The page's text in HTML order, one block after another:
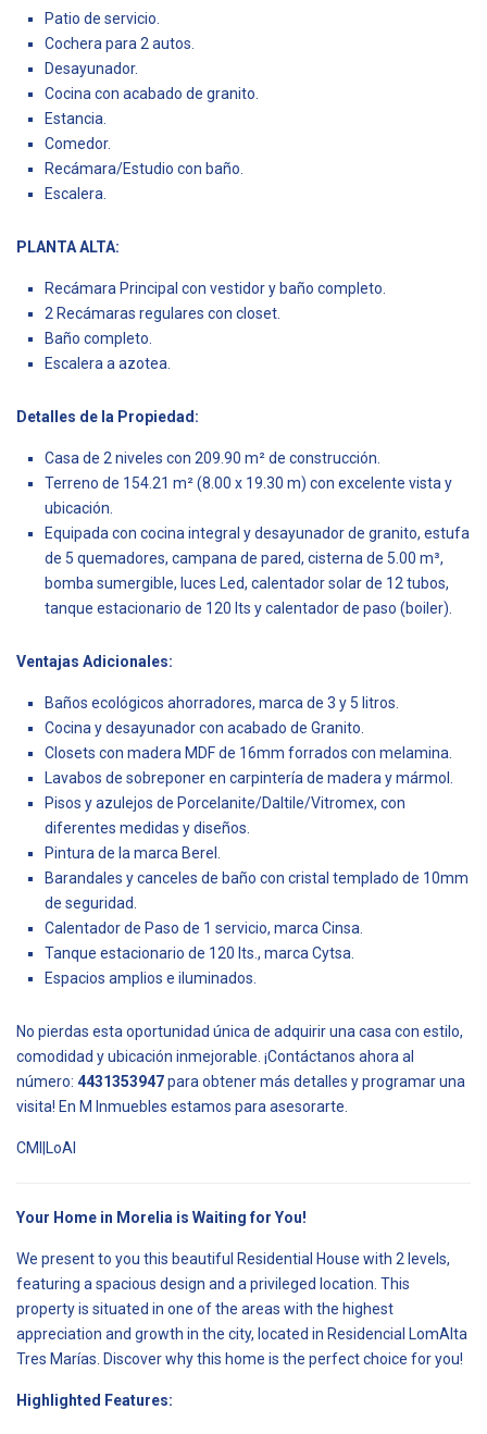
Patio de servicio.
Cochera para 2 autos.
Desayunador.
Cocina con acabado de granito.
Estancia.
Comedor.
Recámara/Estudio con baño.
Escalera.
PLANTA ALTA:
Recámara Principal con vestidor y baño completo.
2 Recámaras regulares con closet.
Baño completo.
Escalera a azotea.
Detalles de la Propiedad:
Casa de 2 niveles con 209.90 m² de construcción.
Terreno de 154.21 m² (8.00 x 19.30 m) con excelente vista y
ubicación.
Equipada con cocina integral y desayunador de granito, estufa
de 5 quemadores, campana de pared, cisterna de 5.00 m³,
bomba sumergible, luces Led, calentador solar de 12 tubos,
tanque estacionario de 120 lts y calentador de paso (boiler).
Ventajas Adicionales:
Baños ecológicos ahorradores, marca de 3 y 5 litros.
Cocina y desayunador con acabado de Granito.
Closets con madera MDF de 16mm forrados con melamina.
Lavabos de sobreponer en carpintería de madera y mármol.
Pisos y azulejos de Porcelanite/Daltile/Vitromex, con
diferentes medidas y diseños.
Pintura de la marca Berel.
Barandales y canceles de baño con cristal templado de 10mm
de seguridad.
Calentador de Paso de 1 servicio, marca Cinsa.
Tanque estacionario de 120 lts., marca Cytsa.
Espacios amplios e iluminados.
No pierdas esta oportunidad única de adquirir una casa con estilo,
comodidad y ubicación inmejorable. ¡Contáctanos ahora al
número: 4431353947para obtener más detalles y programar una
visita! En M Inmuebles estamos para asesorarte.
CMI|LoAl
Your Home in Morelia is Waiting for You!
We present to you this beautiful Residential House with 2 levels,
featuring a spacious design and a privileged location. This
property is situated in one of the areas with the highest
appreciation and growth in the city, located in Residencial LomAlta
Tres Marías. Discover why this home is the perfect choice for you!
Highlighted Features: